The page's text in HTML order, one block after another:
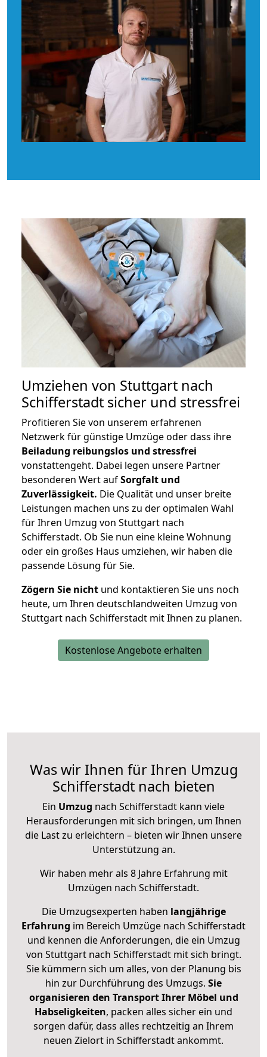
Umziehen von Stuttgart nach
Schifferstadt sicher und stressfrei
Profitieren Sie von unserem erfahrenen
Netzwerk für günstige Umzüge oder dass ihre
Beiladung reibungslos und stressfrei
vonstattengeht. Dabei legen unsere Partner
besonderen Wert aufSorgfalt und
Zuverlässigkeit. Die Qualität und unser breite
Leistungen machen uns zu der optimalen Wahl
für Ihren Umzug von Stuttgart nach
Schifferstadt. Ob Sie nun eine kleine Wohnung
oder ein großes Haus umziehen, wir haben die
passende Lösung für Sie.
Zögern Sie nicht und kontaktieren Sie uns noch
heute, um Ihren deutschlandweiten Umzug von
Stuttgart nach Schifferstadt mit Ihnen zu planen.
Kostenlose Angebote erhalten
Was wir Ihnen für Ihren Umzug
Schifferstadt nach bieten
Ein Umzug nach Schifferstadt kann viele
Herausforderungen mit sich bringen, um Ihnen
die Last zu erleichtern – bieten wir Ihnen unsere
Unterstützung an.
Wir haben mehr als 8 Jahre Erfahrung mit
Umzügen nach Schifferstadt.
Die Umzugsexperten haben langjährige
Erfahrung im Bereich Umzüge nach Schifferstadt
und kennen die Anforderungen, die ein Umzug
von Stuttgart nach Schifferstadt mit sich bringt.
Sie kümmern sich um alles, von der Planung bis
hin zur Durchführung des Umzugs. Sie
organisieren den Transport Ihrer Möbel und
Habseligkeiten, packen alles sicher ein und
sorgen dafür, dass alles rechtzeitig an Ihrem
neuen Zielort in Schifferstadt ankommt.